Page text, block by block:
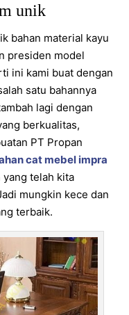
unik
bahan material kayu
presiden model
ini kami buat dengan
satu bahannya
lagi dengan
berkualitas,
PT Propan
cat mebel impra
yang telah kita
mungkin kece dan
terbaik.